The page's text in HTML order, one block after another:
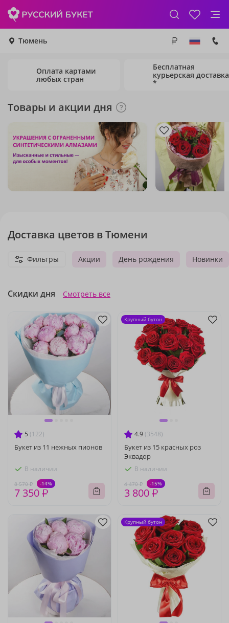
Тюмень
Оплата картами
любых стран
Бесплатная
курьерская доставка
*
Товары и акции дня
Доставка цветов в Тюмени
Акции День рождения Новинки
Фильтры
Скидки дня Смотреть все
5 (122)
Букет из 11 нежных пионов
В наличии
8 570 ₽ -14%
7 350 ₽
4.9 (3548)
Букет из 15 красных роз
Эквадор
В наличии
4 470 ₽ -15%
3 800 ₽
Крупный бутон
Крупный бутон